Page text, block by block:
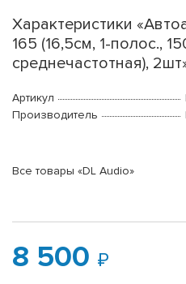
Характеристики
165 (16,5см, 1-полос.,
среднечастотная),
Артикул
Производитель
Все товары «DL Audio»
8 500